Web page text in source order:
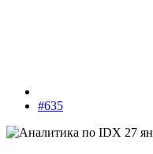
#635